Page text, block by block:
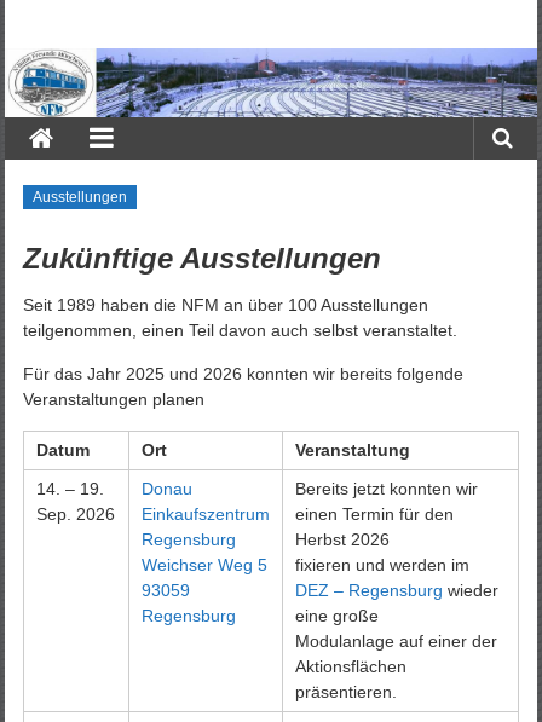
springen
N-
Bahn
Freunde
München
Ausstellungen
Zukünftige Ausstellungen
Seit 1989 haben die NFM an über 100 Ausstellungen
teilgenommen, einen Teil davon auch selbst veranstaltet.
Für das Jahr 2025 und 2026 konnten wir bereits folgende
Veranstaltungen planen
Datum Ort
Veranstaltung
14. – 19.
Sep. 2026
Donau
Einkaufszentrum
Regensburg
Weichser Weg 5
93059
Regensburg
Bereits jetzt konnten wir
einen Termin für den
Herbst 2026
fixieren und werden im
DEZ – Regensburg wieder
eine große
Modulanlage auf einer der
Aktionsflächen
präsentieren.